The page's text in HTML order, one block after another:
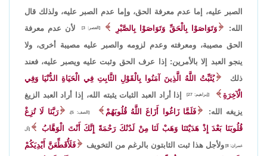
الصبر عليه، إما عدم معرفة الحق، وإما عدم الصبر عليه، ولذلك قال
الله:
وَتَوَاصَوْا بِالْحَقِّ وَتَوَاصَوْا بِالصَّبْرِ [العصر: 3]
لأن عدم معرفة
الحق مصيبة، ومعرفته وعدم لزومه والصبر عليه مصيبة أخرى، ولا
ينجو العبد إلا بالأمرين: إذا عرف الحق وثبت عليه ويصبر عليه، فعند
ذلك
يُثَبِّتُ اللَّهُ الَّذِينَ آمَنُوا بِالْقَوْلِ الثَّابِتِ فِي الْحَيَاةِ الدُّنْيَا وَفِي
الْآخِرَةِ
[إبراهيم: 27]
إذا أراد العبد الثبات يثبته الله، إذا أراد العبد الزيغ
يزيغه الله:
فَلَمَّا زَاغُوا أَزَاغَ اللَّهُ قُلُوبَهُمْ [الصف: 5]،
رَبَّنَا لَا تُزِغْ
قُلُوبَنَا بَعْدَ إِذْ هَدَيْتَنَا وَهَبْ لَنَا مِنْ لَدُنْكَ رَحْمَةً إِنَّكَ أَنْتَ الْوَهَّابُ
[آل
عمران: 8] ولأجل هذا ثبت الثابتون بالرغم من التخويف
فَلَأُقَطِّعَنَّ أَيْدِيَكُمْ